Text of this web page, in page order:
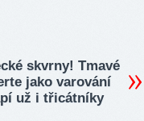
skvrny! Tmavé
jako varování
už i třicátníky